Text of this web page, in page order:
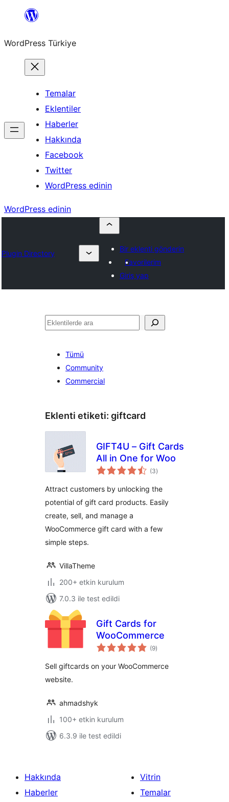
İçeriğe
WordPress Türkiye
Temalar
Eklentiler
Haberler
Hakkında
Facebook
Twitter
WordPress edinin
WordPress edinin
Plugin Directory
Bir eklenti gönderin
Favorilerim
Giriş yap
Ara
Tümü
Community
Commercial
Eklenti etiketi: giftcard
GIFT4U – Gift Cards
All in One for Woo
(3toplam
puan
)
Attract customers by unlocking the
potential of gift card products. Easily
create, sell, and manage a
WooCommerce gift card with a few
simple steps.
VillaTheme
200+ etkin kurulum
7.0.3 ile test edildi
Gift Cards for
WooCommerce
(9toplam
puan
)
Sell giftcards on your WooCommerce
website.
ahmadshyk
100+ etkin kurulum
6.3.9 ile test edildi
Hakkında
Haberler
Vitrin
Temalar